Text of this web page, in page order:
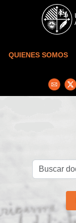
Skip to main content
QUIENES SOMOS